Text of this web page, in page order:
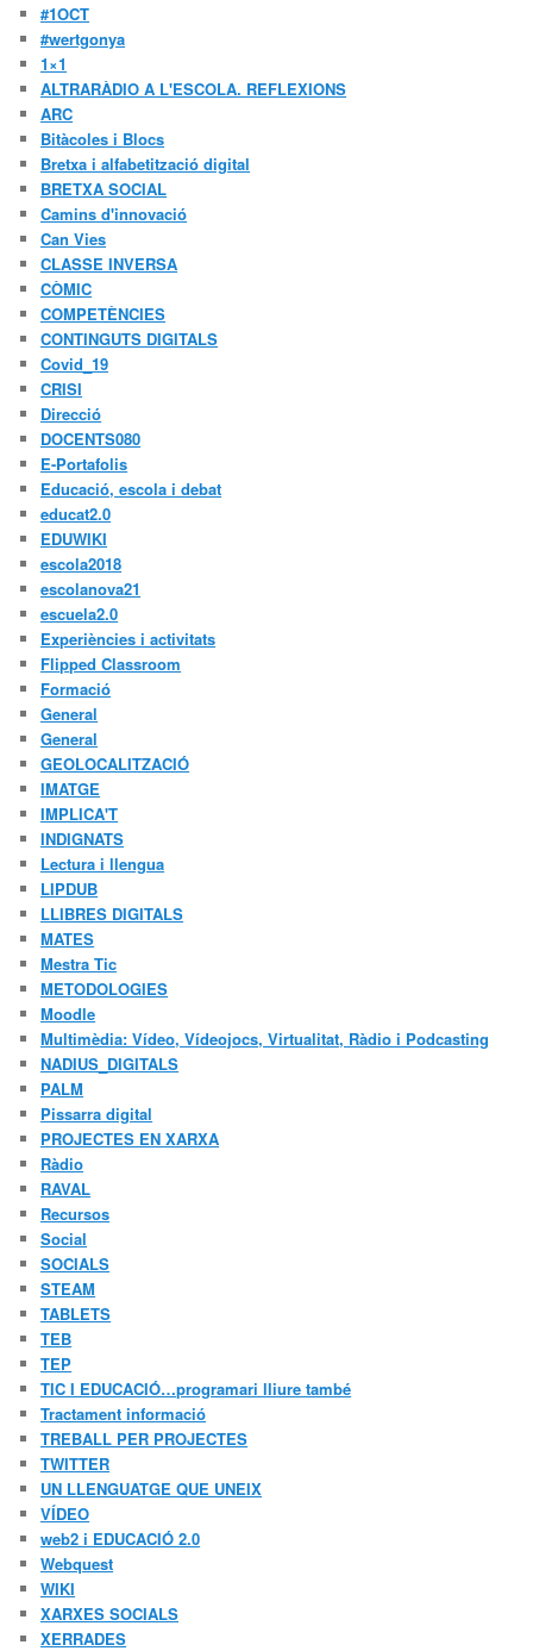
#1OCT
#wertgonya
1×1
ALTRARÀDIO A L'ESCOLA. REFLEXIONS
ARC
Bitàcoles i Blocs
Bretxa i alfabetització digital
BRETXA SOCIAL
Camins d'innovació
Can Vies
CLASSE INVERSA
CÒMIC
COMPETÈNCIES
CONTINGUTS DIGITALS
Covid_19
CRISI
Direcció
DOCENTS080
E-Portafolis
Educació, escola i debat
educat2.0
EDUWIKI
escola2018
escolanova21
escuela2.0
Experiències i activitats
Flipped Classroom
Formació
General
General
GEOLOCALITZACIÓ
IMATGE
IMPLICA'T
INDIGNATS
Lectura i llengua
LIPDUB
LLIBRES DIGITALS
MATES
Mestra Tic
METODOLOGIES
Moodle
Multimèdia: Vídeo, Vídeojocs, Virtualitat, Ràdio i Podcasting
NADIUS_DIGITALS
PALM
Pissarra digital
PROJECTES EN XARXA
Ràdio
RAVAL
Recursos
Social
SOCIALS
STEAM
TABLETS
TEB
TEP
TIC I EDUCACIÓ…programari lliure també
Tractament informació
TREBALL PER PROJECTES
TWITTER
UN LLENGUATGE QUE UNEIX
VÍDEO
web2 i EDUCACIÓ 2.0
Webquest
WIKI
XARXES SOCIALS
XERRADES